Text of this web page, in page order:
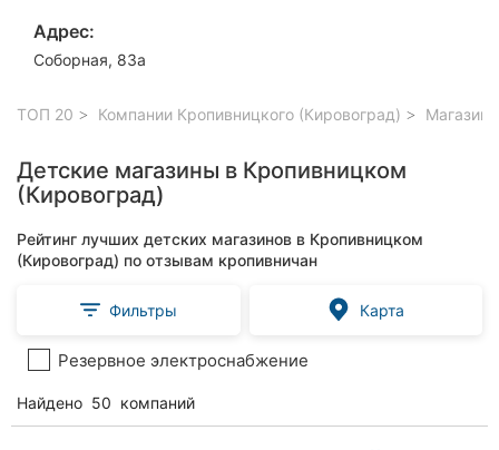
Адрес:
Соборная, 83а
ТОП 20 Компании Кропивницкого (Кировоград)
Детские магазины в Кропивницком
(Кировоград)
Рейтинг лучших детских магазинов в Кропивницком
(Кировоград) по отзывам кропивничан
Фильтры Карта
Резервное электроснабжение
Найдено 50 компаний